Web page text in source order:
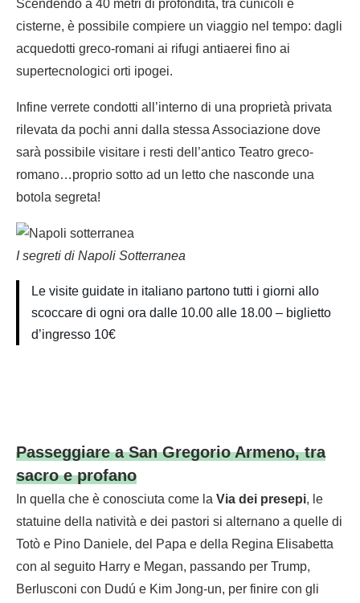
Scendendo a 40 metri di profondità, tra cunicoli e
cisterne, è possibile compiere un viaggio nel tempo: dagli
acquedotti greco-romani ai rifugi antiaerei fino ai
supertecnologici orti ipogei.
Infine verrete condotti all’interno di una proprietà privata
rilevata da pochi anni dalla stessa Associazione dove
sarà possibile visitare i resti dell’antico Teatro greco-
romano…proprio sotto ad un letto che nasconde una
botola segreta!
I segreti di Napoli Sotterranea
Le visite guidate in italiano partono tutti i giorni allo
scoccare di ogni ora dalle 10.00 alle 18.00 – biglietto
d’ingresso 10€
Passeggiare a San Gregorio Armeno, tra
sacro e profano
In quella che è conosciuta come la Via dei presepi, le
statuine della natività e dei pastori si alternano a quelle di
Totò e Pino Daniele, del Papa e della Regina Elisabetta
con al seguito Harry e Megan, passando per Trump,
Berlusconi con Dudú e Kim Jong-un, per finire con gli